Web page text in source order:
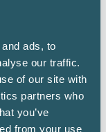
ads, to
our traffic.
of our site with
partners who
you’ve
from your use
färre
i